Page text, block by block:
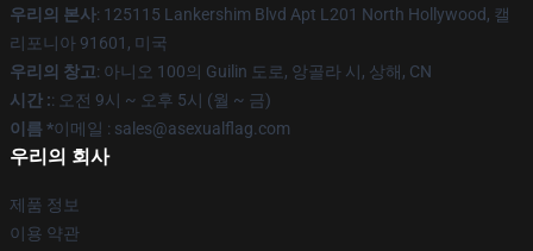
우리의 본사: 125115 Lankershim Blvd Apt L201 North Hollywood, 캘
리포니아 91601, 미국
우리의 창고: 아니오 100의 Guilin 도로, 앙골라 시, 상해, CN
시간 :: 오전 9시 ~ 오후 5시 (월 ~ 금)
이름 *이메일 : sales@asexualflag.com
우리의 회사
제품 정보
이용 약관